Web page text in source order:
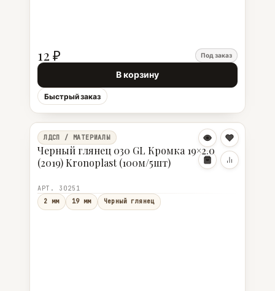
12 ₽ Под заказ
В корзину
Быстрый заказ
ЛДСП / МАТЕРИАЛЫ
Черный глянец 030 GL Кромка 19×2.0
(2019) Kronoplast (100м/5шт)
АРТ. 30251
2 мм
19 мм Черный глянец